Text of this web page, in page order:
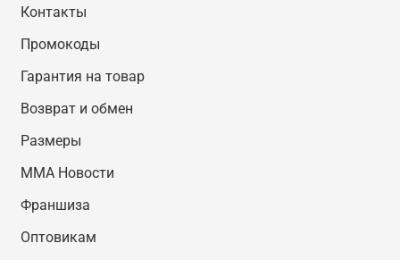
Контакты
Промокоды
Гарантия на товар
Возврат и обмен
Размеры
MMA Новости
Франшиза
Оптовикам